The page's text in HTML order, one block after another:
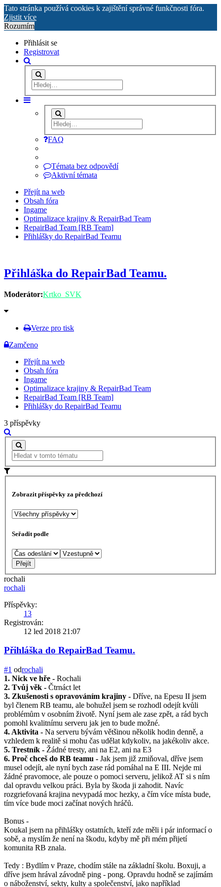
Tato stránka používá cookies k zajištění správné funkčnosti fóra.
Zjistit více
Rozumím
Přihlásit se
Registrovat
FAQ
Témata bez odpovědí
Aktivní témata
Přejít na web
Obsah fóra
Ingame
Optimalizace krajiny & RepairBad Team
RepairBad Team [RB Team]
Přihlášky do RepairBad Teamu
Přihláška do RepairBad Teamu.
Moderátor:Krtko_SVK
Verze pro tisk
Zamčeno
Přejít na web
Obsah fóra
Ingame
Optimalizace krajiny & RepairBad Team
RepairBad Team [RB Team]
Přihlášky do RepairBad Teamu
3 příspěvky
Zobrazit příspěvky za předchozí
Seřadit podle
rochali
rochali
Příspěvky:
13
Registrován:
12 led 2018 21:07
Přihláška do RepairBad Teamu.
#1 odrochali
1. Nick ve hře - Rochali
2. Tvůj věk - Čtrnáct let
3. Zkušenosti s opravováním krajiny - Dříve, na Epesu II jsem
byl členem RB teamu, ale bohužel jsem se rozhodl odejít kvůli
problémům v osobním životě. Nyní jsem ale zase zpět, a rád bych
pomohl kvalitnímu serveru jak jen to bude možné.
4. Aktivita - Na serveru bývám většinou několik hodin denně, a
vzhledem k realitě si mohu čas udělat kdykoliv, na jakékoliv akce.
5. Trestník - Žádné tresty, ani na E2, ani na E3
6. Proč chceš do RB teamu - Jak jsem již zmiňoval, dříve jsem
musel odejít, ale nyní bych zase rád pomáhal na E III. Nejde mi
žádné pravomoce, ale pouze o pomoci serveru, jelikož AT si s ním
dal opravdu velkou práci. Byla by škoda ji zahodit. Navíc
rozgriefovaná krajina nevypadá moc hezky, a čím více místa bude,
tím více bude moci začínat nových hráčů.
Bonus -
Koukal jsem na přihlášky ostatních, kteří zde měli i pár informací o
sobě, a myslím že není na škodu, kdyby mě při mém přijetí
komunita RB znala.
Tedy : Bydlím v Praze, chodím stále na základní školu. Boxuji, a
dříve jsem hrával závodně ping - pong. Opravdu hodně se zajímám
o náboženství, sekty, kulty a společenství, jako například